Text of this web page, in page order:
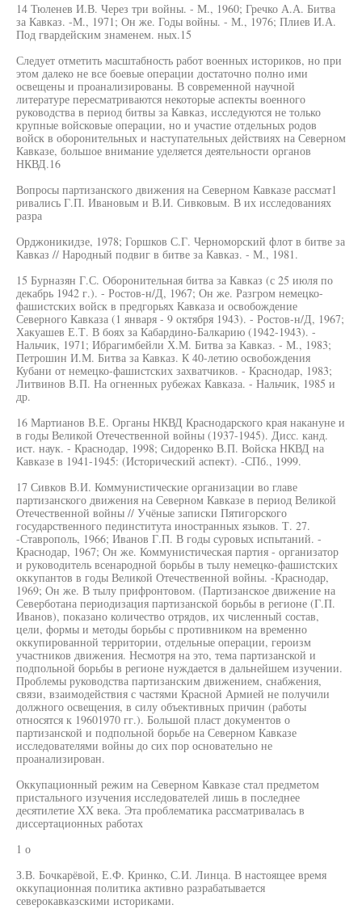
14 Тюленев И.В. Через три войны. - М., 1960; Гречко А.А. Битва
за Кавказ. -М., 1971; Он же. Годы войны. - М., 1976; Плиев И.А.
Под гвардейским знаменем. ных.15
Следует отметить масштабность работ военных историков, но при
этом далеко не все боевые операции достаточно полно ими
освещены и проанализированы. В современной научной
литературе пересматриваются некоторые аспекты военного
руководства в период битвы за Кавказ, исследуются не только
крупные войсковые операции, но и участие отдельных родов
войск в оборонительных и наступательных действиях на Северном
Кавказе, большое внимание уделяется деятельности органов
НКВД.16
Вопросы партизанского движения на Северном Кавказе рассмат1
ривались Г.П. Ивановым и В.И. Сивковым. В их исследованиях
разра
Орджоникидзе, 1978; Горшков С.Г. Черноморский флот в битве за
Кавказ // Народный подвиг в битве за Кавказ. - М., 1981.
15 Бурназян Г.С. Оборонительная битва за Кавказ (с 25 июля по
декабрь 1942 г.). - Ростов-н/Д, 1967; Он же. Разгром немецко-
фашистских войск в предгорьях Кавказа и освобождение
Северного Кавказа (1 января - 9 октября 1943). - Ростов-н/Д, 1967;
Хакуашев Е.Т. В боях за Кабардино-Балкарию (1942-1943). -
Нальчик, 1971; Ибрагимбейли Х.М. Битва за Кавказ. - М., 1983;
Петрошин И.М. Битва за Кавказ. К 40-летию освобождения
Кубани от немецко-фашистских захватчиков. - Краснодар, 1983;
Литвинов В.П. На огненных рубежах Кавказа. - Нальчик, 1985 и
др.
16 Мартианов В.Е. Органы НКВД Краснодарского края накануне и
в годы Великой Отечественной войны (1937-1945). Дисс. канд.
ист. наук. - Краснодар, 1998; Сидоренко В.П. Войска НКВД на
Кавказе в 1941-1945: (Исторический аспект). -СПб., 1999.
17 Сивков В.И. Коммунистические организации во главе
партизанского движения на Северном Кавказе в период Великой
Отечественной войны // Учёные записки Пятигорского
государственного пединститута иностранных языков. Т. 27.
-Ставрополь, 1966; Иванов Г.П. В годы суровых испытаний. -
Краснодар, 1967; Он же. Коммунистическая партия - организатор
и руководитель всенародной борьбы в тылу немецко-фашистских
оккупантов в годы Великой Отечественной войны. -Краснодар,
1969; Он же. В тылу прифронтовом. (Партизанское движение на
Северботана периодизация партизанской борьбы в регионе (Г.П.
Иванов), показано количество отрядов, их численный состав,
цели, формы и методы борьбы с противником на временно
оккупированной территории, отдельные операции, героизм
участников движения. Несмотря на это, тема партизанской и
подпольной борьбы в регионе нуждается в дальнейшем изучении.
Проблемы руководства партизанским движением, снабжения,
связи, взаимодействия с частями Красной Армией не получили
должного освещения, в силу объективных причин (работы
относятся к 19601970 гг.). Большой пласт документов о
партизанской и подпольной борьбе на Северном Кавказе
исследователями войны до сих пор основательно не
проанализирован.
Оккупационный режим на Северном Кавказе стал предметом
пристального изучения исследователей лишь в последнее
десятилетие XX века. Эта проблематика рассматривалась в
диссертационных работах
1 о
З.В. Бочкарёвой, Е.Ф. Кринко, С.И. Линца. В настоящее время
оккупационная политика активно разрабатывается
северокавказскими историками.